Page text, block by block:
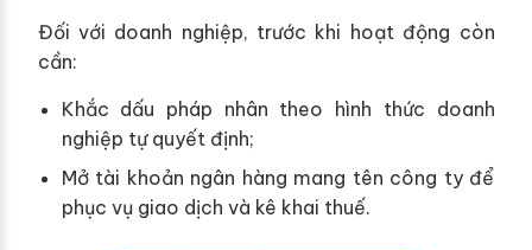
Đối với doanh nghiệp, trước khi hoạt động còn
cần:
Khắc dấu pháp nhân theo hình thức doanh
nghiệp tự quyết định;
Mở tài khoản ngân hàng mang tên công ty để
phục vụ giao dịch và kê khai thuế.